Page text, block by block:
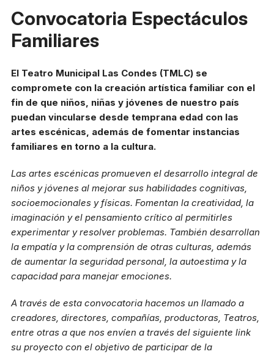
Preguntas frecuentes
Presenta tu proyecto
Horarios boletería
Lunes a viernes:10:00 a 19:30 h
+56 9 8255 3149
Dirección
Av. Apoquindo 3300 Las
Condes, Santiago.
Metro
El Golf, Línea 1
Estacionamiento
Convocatoria Espectáculos
Familiares
El Teatro Municipal Las Condes (TMLC) se
compromete con la creación artística familiar con el
fin de que niños, niñas y jóvenes de nuestro país
puedan vincularse desde temprana edad con las
artes escénicas, además de fomentar instancias
familiares en torno a la cultura.
Las artes escénicas promueven el desarrollo integral de
niños y jóvenes al mejorar sus habilidades cognitivas,
socioemocionales y físicas. Fomentan la creatividad, la
imaginación y el pensamiento crítico al permitirles
experimentar y resolver problemas. También desarrollan
la empatía y la comprensión de otras culturas, además
de aumentar la seguridad personal, la autoestima y la
capacidad para manejar emociones.
A través de esta convocatoria hacemos un llamado a
creadores, directores, compañías, productoras, Teatros,
entre otras a que nos envíen a través del siguiente link
su proyecto con el objetivo de participar de la